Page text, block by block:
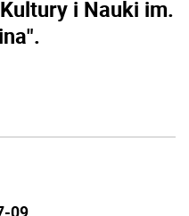
i Nauki im.
09